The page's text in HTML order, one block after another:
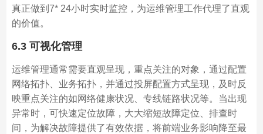
真正做到7* 24小时实时监控，为运维管理工作代理了直观
的价值。
6.3 可视化管理
运维管理通常需要直观呈现，重点关注的对象，通过配置
网络拓扑、业务拓扑，并通过投屏配置方式呈现，及时反
映重点关注的如网络健康状况、专线链路状况等。当出现
异常时，可快速定位故障，大大缩短故障定位、排查时
间，为解决故障提供了有效依据，将前端业务影响降至最